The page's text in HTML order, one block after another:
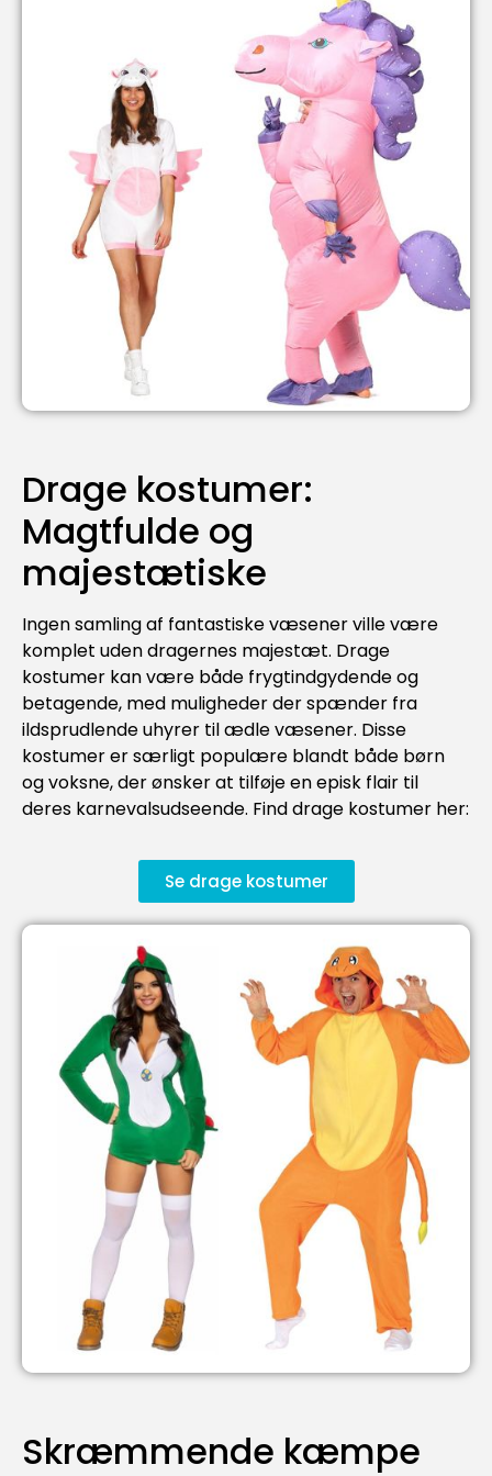
Drage kostumer:
Magtfulde og
majestætiske
Ingen samling af fantastiske væsener ville være
komplet uden dragernes majestæt. Drage
kostumer kan være både frygtindgydende og
betagende, med muligheder der spænder fra
ildsprudlende uhyrer til ædle væsener. Disse
kostumer er særligt populære blandt både børn
og voksne, der ønsker at tilføje en episk flair til
deres karnevalsudseende. Find drage kostumer her:
Se drage kostumer
Skræmmende kæmpe